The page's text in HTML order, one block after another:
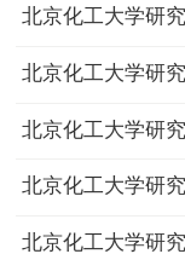
北京化工大学研
北京化工大学研
北京化工大学研